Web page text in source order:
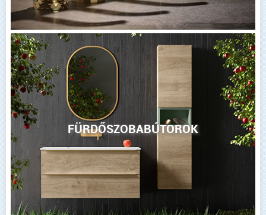
FÜRDŐSZOBABÚTOROK